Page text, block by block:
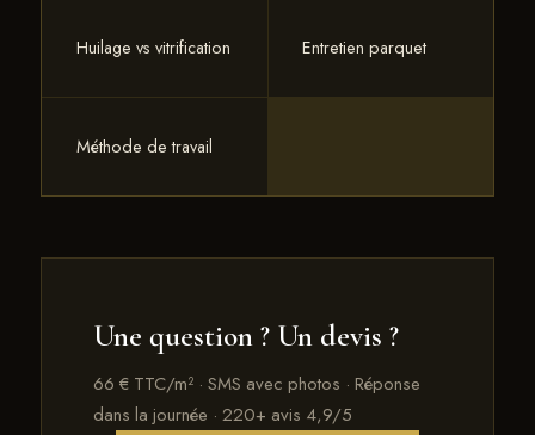
Huilage vs vitrification Entretien parquet
Méthode de travail
Une question ? Un devis ?
66 € TTC/m² · SMS avec photos · Réponse
dans la journée · 220+ avis 4,9/5